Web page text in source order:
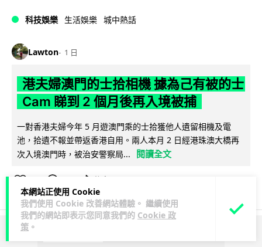
本網站正使用 Cookie
我們使用 Cookie 改善網站體驗。 繼續使用
我們的網站即表示您同意我們的 Cookie 政
策 。
科技娛樂 生活娛樂 城中熱話
Lawton 1 日
港夫婦澳門的士拾相機 據為己有被的士
Cam 睇到 2 個月後再入境被捕
一對香港夫婦今年 5 月遊澳門乘的士拾獲他人遺留相機及電
池，拾遺不報並帶返香港自用。兩人本月 2 日經港珠澳大橋再
次入境澳門時，被治安警察局...
閱讀全文
分享